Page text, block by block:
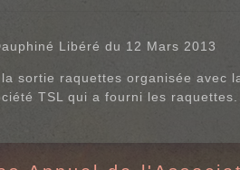
Libéré du 12 Mars 2013
sortie raquettes organisée avec
TSL qui a fourni les raquettes.